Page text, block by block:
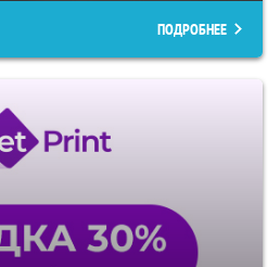
ПОДРОБНЕЕ